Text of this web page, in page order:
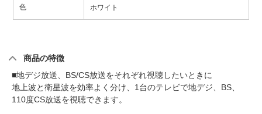
色 ホワイト
商品の特徴
■地デジ放送、BS/CS放送をそれぞれ視聴したいときに
地上波と衛星波を効率よく分け、1台のテレビで地デジ、BS、
110度CS放送を視聴できます。